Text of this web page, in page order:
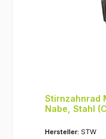
Stirnzahnrad
Nabe, Stahl
Hersteller: STW